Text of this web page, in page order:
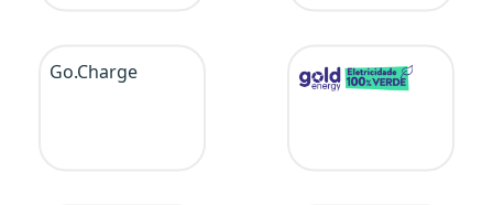
Go.Charge